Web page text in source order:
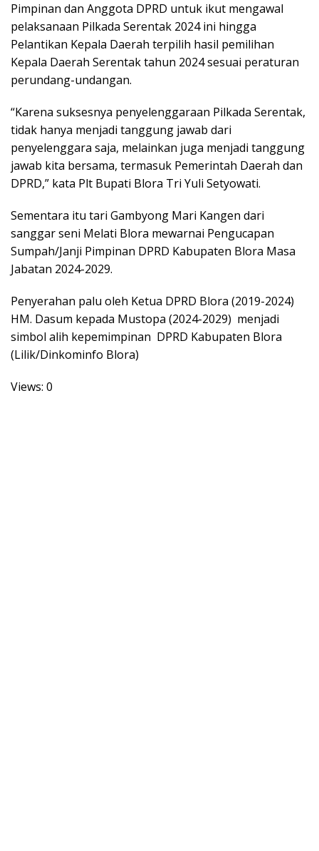
Pimpinan dan Anggota DPRD untuk ikut mengawal
pelaksanaan Pilkada Serentak 2024 ini hingga
Pelantikan Kepala Daerah terpilih hasil pemilihan
Kepala Daerah Serentak tahun 2024 sesuai peraturan
perundang-undangan.
“Karena suksesnya penyelenggaraan Pilkada Serentak,
tidak hanya menjadi tanggung jawab dari
penyelenggara saja, melainkan juga menjadi tanggung
jawab kita bersama, termasuk Pemerintah Daerah dan
DPRD,” kata Plt Bupati Blora Tri Yuli Setyowati.
Sementara itu tari Gambyong Mari Kangen dari
sanggar seni Melati Blora mewarnai Pengucapan
Sumpah/Janji Pimpinan DPRD Kabupaten Blora Masa
Jabatan 2024-2029.
Penyerahan palu oleh Ketua DPRD Blora (2019-2024)
HM. Dasum kepada Mustopa (2024-2029) menjadi
simbol alih kepemimpinan DPRD Kabupaten Blora
(Lilik/Dinkominfo Blora)
Views: 0